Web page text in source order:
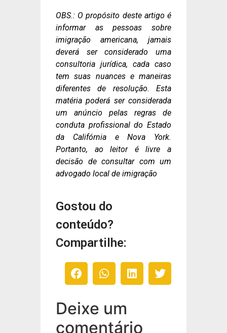
OBS.: O propósito deste artigo é
informar as pessoas sobre
imigração americana, jamais
deverá ser considerado uma
consultoria jurídica, cada caso
tem suas nuances e maneiras
diferentes de resolução. Esta
matéria poderá ser considerada
um anúncio pelas regras de
conduta profissional do Estado
da Califórnia e Nova York.
Portanto, ao leitor é livre a
decisão de consultar com um
advogado local de imigração
Gostou do
conteúdo?
Compartilhe:
Deixe um
comentário